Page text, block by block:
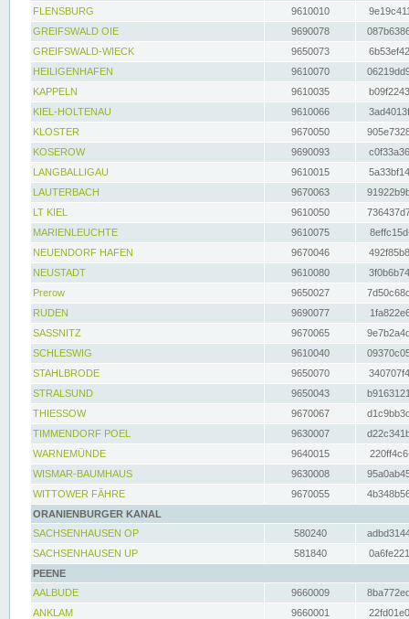
FLENSBURG
9610010
GREIFSWALD OIE
9690078
GREIFSWALD-WIECK
9650073
HEILIGENHAFEN
9610070
KAPPELN
9610035
KIEL-HOLTENAU
9610066
KLOSTER
9670050
KOSEROW
9690093
LANGBALLIGAU
9610015
LAUTERBACH
9670063
LT KIEL
9610050
MARIENLEUCHTE
9610075
NEUENDORF HAFEN
9670046
NEUSTADT
9610080
Prerow
9650027
RUDEN
9690077
SASSNITZ
9670065
SCHLESWIG
9610040
STAHLBRODE
9650070
STRALSUND
9650043
THIESSOW
9670067
TIMMENDORF POEL
9630007
WARNEMÜNDE
9640015
WISMAR-BAUMHAUS
9630008
WITTOWER FÄHRE
9670055
ORANIENBURGER KANAL
SACHSENHAUSEN OP
580240
SACHSENHAUSEN UP
581840
PEENE
AALBUDE
9660009
ANKLAM
9660001